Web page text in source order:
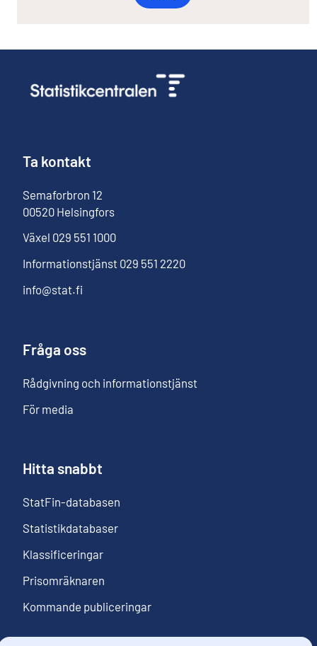
Ta kontakt
Semaforbron 12
00520 Helsingfors
Växel 029 551 1000
Informationstjänst 029 551 2220
info@stat.fi
Fråga oss
Rådgivning och informationstjänst
För media
Hitta snabbt
StatFin-databasen
Statistikdatabaser
Klassificeringar
Prisomräknaren
Kommande publiceringar